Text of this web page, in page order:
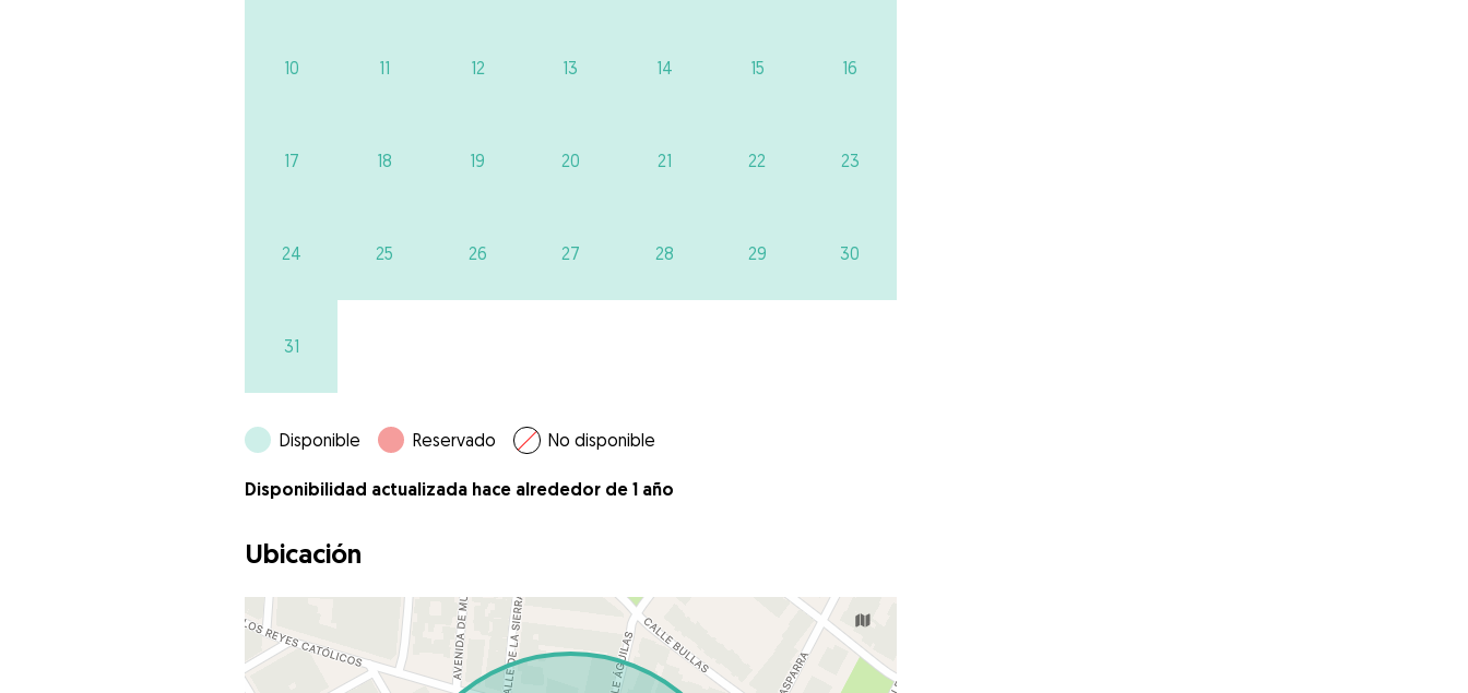
10 11 12 13 14 15 16
17 18 19 20 21 22 23
24 25 26 27 28 29 30
31
Disponible Reservado No disponible
Disponibilidad actualizada hace alrededor de 1 año
Ubicación